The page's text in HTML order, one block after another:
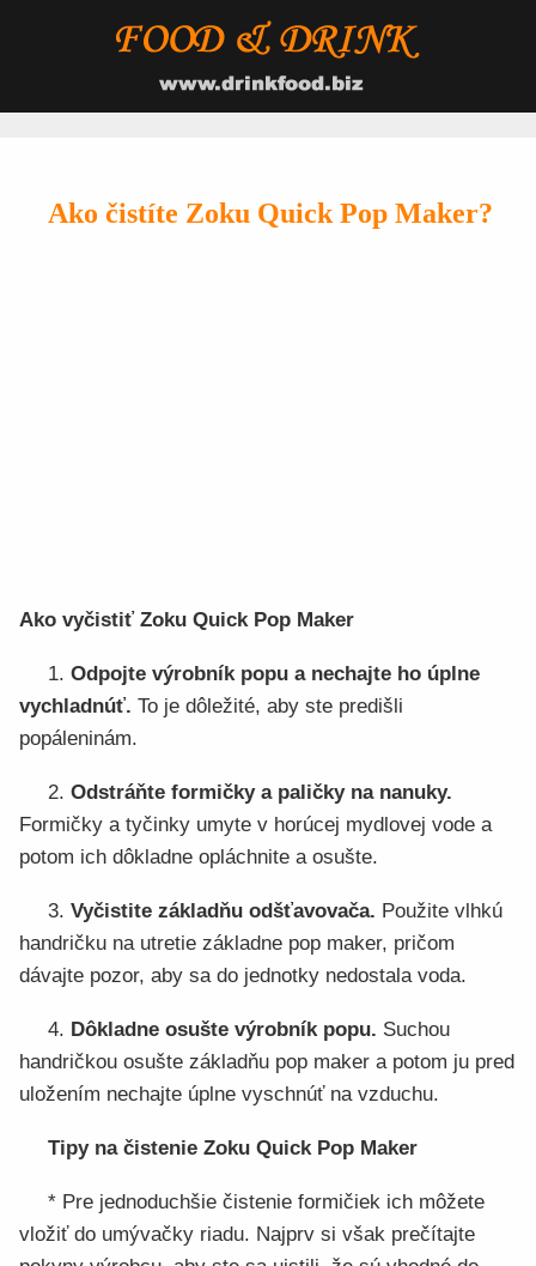
Ako čistíte Zoku Quick Pop Maker?
Ako vyčistiť Zoku Quick Pop Maker
1. Odpojte výrobník popu a nechajte ho úplne
vychladnúť. To je dôležité, aby ste predišli
popáleninám.
2. Odstráňte formičky a paličky na nanuky.
Formičky a tyčinky umyte v horúcej mydlovej vode a
potom ich dôkladne opláchnite a osušte.
3. Vyčistite základňu odšťavovača. Použite vlhkú
handričku na utretie základne pop maker, pričom
dávajte pozor, aby sa do jednotky nedostala voda.
4. Dôkladne osušte výrobník popu. Suchou
handričkou osušte základňu pop maker a potom ju pred
uložením nechajte úplne vyschnúť na vzduchu.
Tipy na čistenie Zoku Quick Pop Maker
* Pre jednoduchšie čistenie formičiek ich môžete
vložiť do umývačky riadu. Najprv si však prečítajte